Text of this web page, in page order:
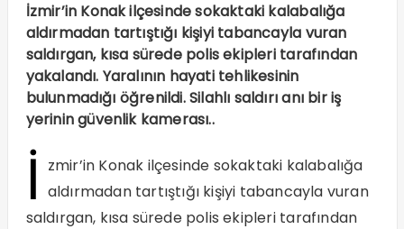
İzmir’in Konak ilçesinde sokaktaki kalabalığa
aldırmadan tartıştığı kişiyi tabancayla vuran
saldırgan, kısa sürede polis ekipleri tarafından
yakalandı. Yaralının hayati tehlikesinin
bulunmadığı öğrenildi. Silahlı saldırı anı bir iş
yerinin güvenlik kamerası..
İ zmir’in Konak ilçesinde sokaktaki kalabalığa
aldırmadan tartıştığı kişiyi tabancayla vuran
saldırgan, kısa sürede polis ekipleri tarafından